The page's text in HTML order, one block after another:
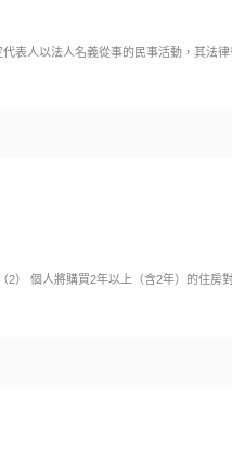
人以法人名義從事的民事活動，其法
） 個人將購買2年以上（含2年）的住房